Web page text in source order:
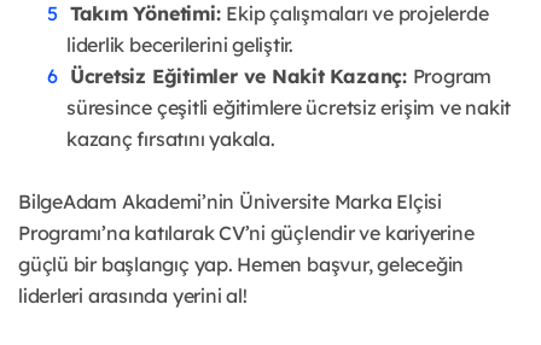
Takım Yönetimi: Ekip çalışmaları ve projelerde
liderlik becerilerini geliştir.
Ücretsiz Eğitimler ve Nakit Kazanç: Program
süresince çeşitli eğitimlere ücretsiz erişim ve nakit
kazanç fırsatını yakala.
BilgeAdam Akademi’nin Üniversite Marka Elçisi
Programı’na katılarak CV’ni güçlendir ve kariyerine
güçlü bir başlangıç yap. Hemen başvur, geleceğin
liderleri arasında yerini al!